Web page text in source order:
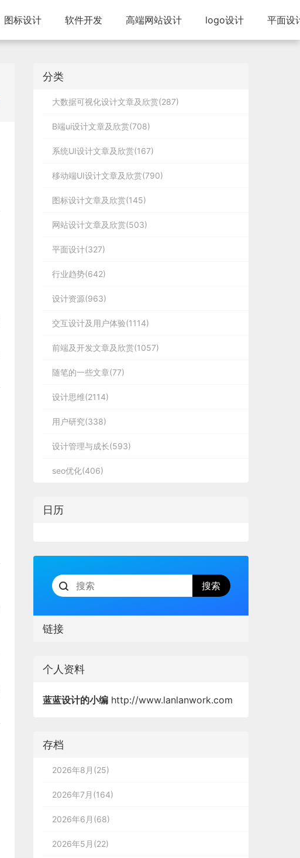
图标设计 软件开发 高端网站设计 logo设计 平面设
分类
大数据可视化设计文章及欣赏(287)
B端ui设计文章及欣赏(708)
系统UI设计文章及欣赏(167)
移动端UI设计文章及欣赏(790)
图标设计文章及欣赏(145)
网站设计文章及欣赏(503)
平面设计(327)
行业趋势(642)
设计资源(963)
交互设计及用户体验(1114)
前端及开发文章及欣赏(1057)
随笔的一些文章(77)
设计思维(2114)
用户研究(338)
设计管理与成长(593)
seo优化(406)
日历
链接
个人资料
蓝蓝设计的小编 http://www.lanlanwork.com
存档
2026年8月(25)
2026年7月(164)
2026年6月(68)
2026年5月(22)